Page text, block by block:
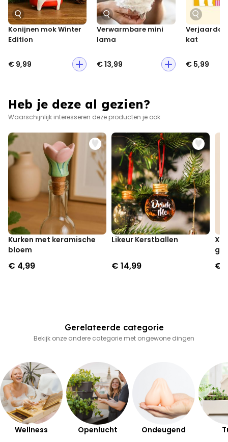
Konijnen mok Winter
Edition
€ 9,99
Verwarmbare mini
lama
€ 13,99
kat
€ 5,99
Heb je deze al gezien?
Waarschijnlijk interesseren deze producten je ook
Kurken met keramische
bloem
€ 4,99
Likeur Kerstballen
€ 14,99 €
Gerelateerde categorie
Bekijk onze andere categorie met ongewone dingen
Wellness Openlucht Ondeugend